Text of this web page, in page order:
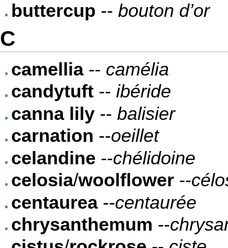
buttercup -- bouton d’or
C
camellia-- camélia
candytuft -- ibéride
canna lily -- balisier
carnation --oeillet
celandine --chélidoine
celosia/woolflower --
centaurea--centaurée
chrysanthemum --